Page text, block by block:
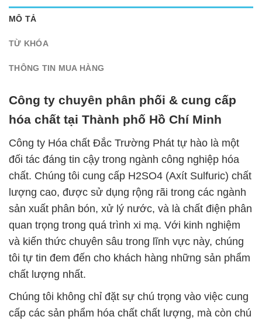
MÔ TẢ
TỪ KHÓA
THÔNG TIN MUA HÀNG
Công ty chuyên phân phối & cung cấp
hóa chất tại Thành phố Hồ Chí Minh
Công ty Hóa chất Đắc Trường Phát tự hào là một
đối tác đáng tin cậy trong ngành công nghiệp hóa
chất. Chúng tôi cung cấp H2SO4 (Axít Sulfuric) chất
lượng cao, được sử dụng rộng rãi trong các ngành
sản xuất phân bón, xử lý nước, và là chất điện phân
quan trọng trong quá trình xi mạ. Với kinh nghiệm
và kiến thức chuyên sâu trong lĩnh vực này, chúng
tôi tự tin đem đến cho khách hàng những sản phẩm
chất lượng nhất.
Chúng tôi không chỉ đặt sự chú trọng vào việc cung
cấp các sản phẩm hóa chất chất lượng, mà còn chú